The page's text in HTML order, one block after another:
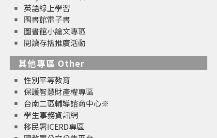
英語線上學習
圖書館電子書
圖書館小論文專區
閱讀存摺推廣活動
其他專區 Other
性別平等教育
保護智慧財產權專區
台南二區輔導諮商中心※
學生事務資訊網
移民署ICERD專區